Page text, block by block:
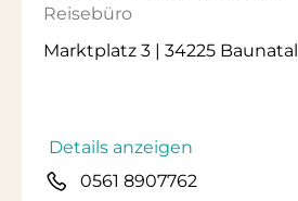
Reisebüro
Marktplatz 3 | 34225 Baunatal
Details anzeigen
0561 8907762